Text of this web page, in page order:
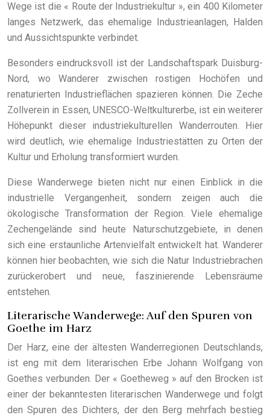
Wege ist die « Route der Industriekultur », ein 400 Kilometer
langes Netzwerk, das ehemalige Industrieanlagen, Halden
und Aussichtspunkte verbindet.
Besonders eindrucksvoll ist der Landschaftspark Duisburg-
Nord, wo Wanderer zwischen rostigen Hochöfen und
renaturierten Industrieflächen spazieren können. Die Zeche
Zollverein in Essen, UNESCO-Weltkulturerbe, ist ein weiterer
Höhepunkt dieser industriekulturellen Wanderrouten. Hier
wird deutlich, wie ehemalige Industriestätten zu Orten der
Kultur und Erholung transformiert wurden.
Diese Wanderwege bieten nicht nur einen Einblick in die
industrielle Vergangenheit, sondern zeigen auch die
ökologische Transformation der Region. Viele ehemalige
Zechengelände sind heute Naturschutzgebiete, in denen
sich eine erstaunliche Artenvielfalt entwickelt hat. Wanderer
können hier beobachten, wie sich die Natur Industriebrachen
zurückerobert und neue, faszinierende Lebensräume
entstehen.
Literarische Wanderwege: Auf den Spuren von
Goethe im Harz
Der Harz, eine der ältesten Wanderregionen Deutschlands,
ist eng mit dem literarischen Erbe Johann Wolfgang von
Goethes verbunden. Der « Goetheweg » auf den Brocken ist
einer der bekanntesten literarischen Wanderwege und folgt
den Spuren des Dichters, der den Berg mehrfach bestieg